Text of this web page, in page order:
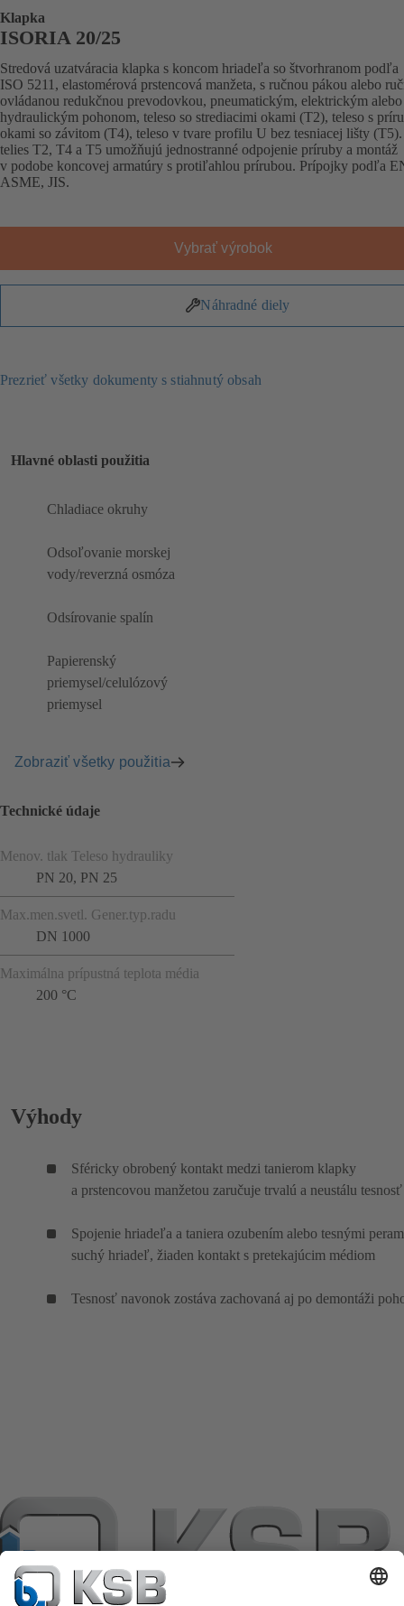
Klapka
ISORIA 20/25
Stredová uzatváracia klapka s koncom hriadeľa so štvorhranom podľa
ISO 5211, elastomérová prstencová manžeta, s ručnou pákou alebo
ovládanou redukčnou prevodovkou, pneumatickým, elektrickým alebo
hydraulickým pohonom, teleso so strediacimi okami (T2), teleso s
okami so závitom (T4), teleso v tvare profilu U bez tesniacej lišty
telies T2, T4 a T5 umožňujú jednostranné odpojenie príruby a montáž
v podobe koncovej armatúry s protiľahlou prírubou. Prípojky podľa
ASME, JIS.
Vybrať výrobok
Náhradné diely
Prezrieť všetky dokumenty s stiahnutý obsah
Hlavné oblasti použitia
Chladiace okruhy
Odsoľovanie morskej
vody/reverzná osmóza
Odsírovanie spalín
Papierenský
priemysel/celulózový
priemysel
Zobraziť všetky použitia
Technické údaje
Menov. tlak Teleso hydrauliky
PN 20, PN 25
Max.men.svetl. Gener.typ.radu
DN 1000
Maximálna prípustná teplota média
200 °C
Výhody
Sféricky obrobený kontakt medzi tanierom klapky
a prstencovou manžetou zaručuje trvalú a neustálu tesnosť
Spojenie hriadeľa a taniera ozubením alebo tesnými
suchý hriadeľ, žiaden kontakt s pretekajúcim médiom
Tesnosť navonok zostáva zachovaná aj po demontáži